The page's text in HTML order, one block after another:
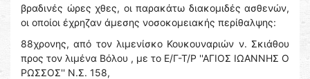
βραδινές ώρες χθες, οι παρακάτω διακομιδές ασθενών,
οι οποίοι έχρηζαν άμεσης νοσοκομειακής περίθαλψης:
88χρονης, από τον λιμενίσκο Κουκουναριών ν. Σκιάθου
προς τον λιμένα Βόλου , με το Ε/Γ-Τ/Ρ ''ΑΓΙΟΣ ΙΩΑΝΝΗΣ Ο
ΡΩΣΣΟΣ'' Ν.Σ. 158,